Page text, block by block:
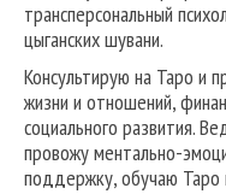
трансперсональный
цыганских шувани.
Консультирую на Таро и
жизни и отношений,
социального развития.
провожу ментально-
поддержку, обучаю Таро